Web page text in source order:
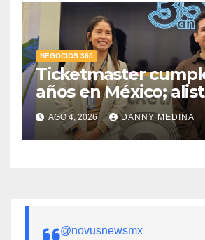
NEGOCIOS 360
Ticketmaster
años en México;
apuesta por IA tras
millones de boletos
AGO 4, 2026 DANNY MEDINA
@novusnewsmx